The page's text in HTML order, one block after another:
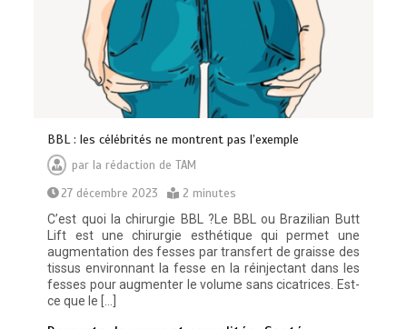
BBL : les célébrités ne montrent pas l’exemple
par la rédaction de TAM
27 décembre 2023
2 minutes
C’est quoi la chirurgie BBL ?Le BBL ou Brazilian Butt
Lift est une chirurgie esthétique qui permet une
augmentation des fesses par transfert de graisse des
tissus environnant la fesse en la réinjectant dans les
fesses pour augmenter le volume sans cicatrices. Est-
ce que le […]